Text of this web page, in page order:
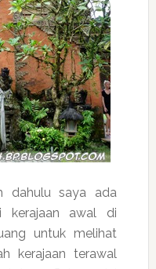
dahulu saya ada
kerajaan awal di
untuk melihat
kerajaan terawal